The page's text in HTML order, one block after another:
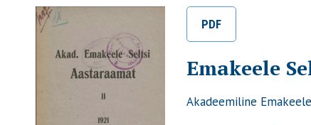
PDF
Emakeele
Akadeemiline